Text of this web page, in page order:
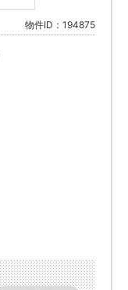
物件ID：194875